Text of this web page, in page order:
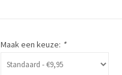
Maak een keuze: *